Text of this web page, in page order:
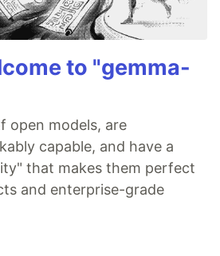
to "gemma-
open models, are
capable, and have a
that makes them perfect
and enterprise-grade